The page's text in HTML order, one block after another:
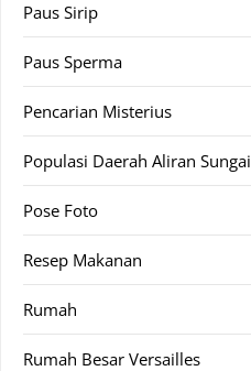
Paus Sirip
Paus Sperma
Pencarian Misterius
Populasi Daerah Aliran Sungai
Pose Foto
Resep Makanan
Rumah
Rumah Besar Versailles